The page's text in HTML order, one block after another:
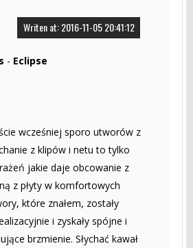
Writen at: 2016-11-05 20:41:12
- Eclipse
wcześniej sporo utworów z
z klipów i netu to tylko
jakie daje obcowanie z
z płyty w komfortowych
które znałem, zostały
i zyskały spójne i
brzmienie. Słychać kawał